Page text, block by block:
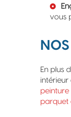
vous
En plus
intérieur
parquet